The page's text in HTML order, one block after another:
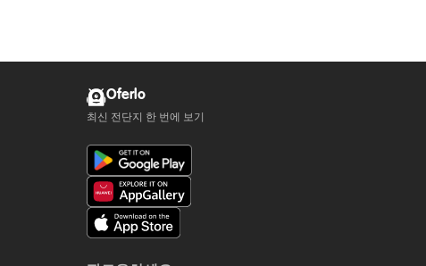
Oferlo
최신 전단지 한 번에 보기